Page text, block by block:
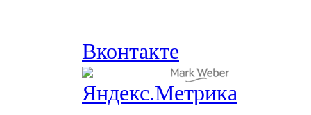
Вконтакте